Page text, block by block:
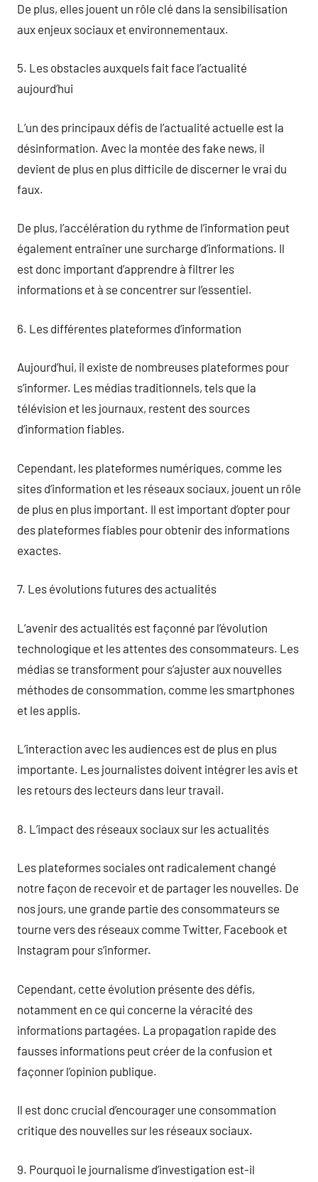
De plus, elles jouent un rôle clé dans la sensibilisation
aux enjeux sociaux et environnementaux.
5. Les obstacles auxquels fait face l’actualité
aujourd’hui
L’un des principaux défis de l’actualité actuelle est la
désinformation. Avec la montée des fake news, il
devient de plus en plus difficile de discerner le vrai du
faux.
De plus, l’accélération du rythme de l’information peut
également entraîner une surcharge d’informations. Il
est donc important d’apprendre à filtrer les
informations et à se concentrer sur l’essentiel.
6. Les différentes plateformes d’information
Aujourd’hui, il existe de nombreuses plateformes pour
s’informer. Les médias traditionnels, tels que la
télévision et les journaux, restent des sources
d’information fiables.
Cependant, les plateformes numériques, comme les
sites d’information et les réseaux sociaux, jouent un rôle
de plus en plus important. Il est important d’opter pour
des plateformes fiables pour obtenir des informations
exactes.
7. Les évolutions futures des actualités
L’avenir des actualités est façonné par l’évolution
technologique et les attentes des consommateurs. Les
médias se transforment pour s’ajuster aux nouvelles
méthodes de consommation, comme les smartphones
et les applis.
L’interaction avec les audiences est de plus en plus
importante. Les journalistes doivent intégrer les avis et
les retours des lecteurs dans leur travail.
8. L’impact des réseaux sociaux sur les actualités
Les plateformes sociales ont radicalement changé
notre façon de recevoir et de partager les nouvelles. De
nos jours, une grande partie des consommateurs se
tourne vers des réseaux comme Twitter, Facebook et
Instagram pour s’informer.
Cependant, cette évolution présente des défis,
notamment en ce qui concerne la véracité des
informations partagées. La propagation rapide des
fausses informations peut créer de la confusion et
façonner l’opinion publique.
Il est donc crucial d’encourager une consommation
critique des nouvelles sur les réseaux sociaux.
9. Pourquoi le journalisme d’investigation est-il